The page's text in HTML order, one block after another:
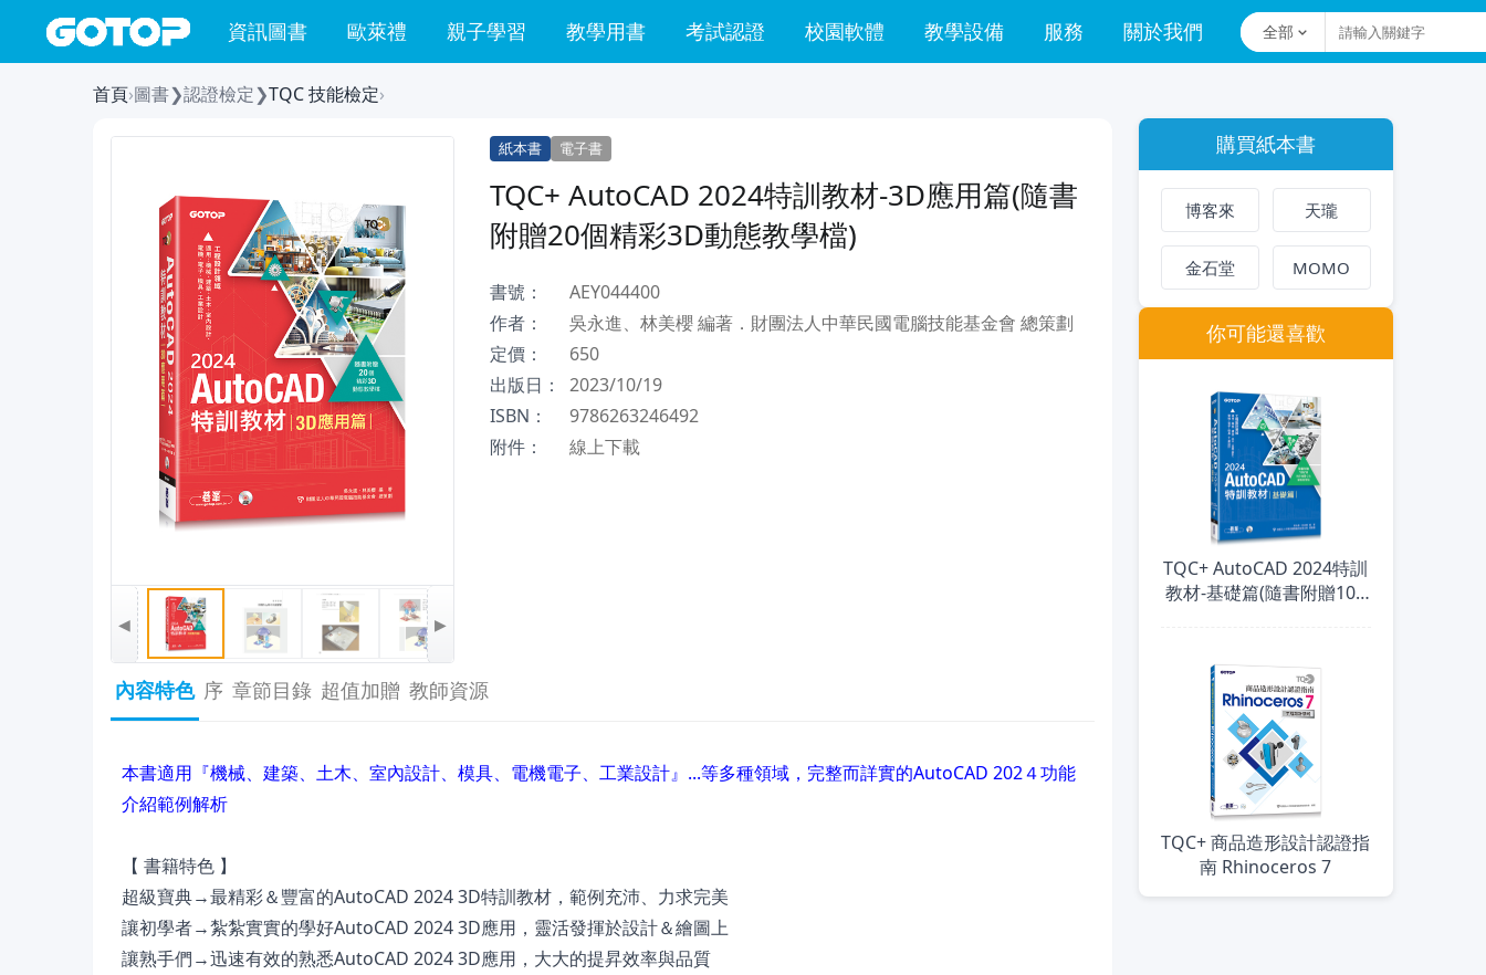
資訊圖書 歐萊禮 親子學習 教學用書 考試認證 校園軟體 教學設備 服務 關於我們 全部
首頁›圖書❯認證檢定❯TQC 技能檢定›
◀ ▶
紙本書 電子書
TQC+ AutoCAD 2024特訓教材-3D應用篇(隨書
附贈20個精彩3D動態教學檔)
書號：
AEY044400
作者：
吳永進、林美櫻 編著．財團法人中華民國電腦技能基金會 總策劃
定價：
650
出版日：
2023/10/19
ISBN：
9786263246492
附件：
線上下載
內容特色 序 章節目錄 超值加贈 教師資源
本書適用『機械、建築、土木、室內設計、模具、電機電子、工業設計』...等多種領域，完整而詳實的AutoCAD 202４功能
介紹範例解析
【 書籍特色 】
超級寶典→最精彩＆豐富的AutoCAD 2024 3D特訓教材，範例充沛、力求完美
讓初學者→紮紮實實的學好AutoCAD 2024 3D應用，靈活發揮於設計＆繪圖上
讓熟手們→迅速有效的熟悉AutoCAD 2024 3D應用，大大的提昇效率與品質
購買紙本書
博客來 天瓏
金石堂 MOMO
你可能還喜歡
TQC+ AutoCAD 2024特訓
教材-基礎篇(隨書附贈102
TQC+ 商品造形設計認證指
南 Rhinoceros 7